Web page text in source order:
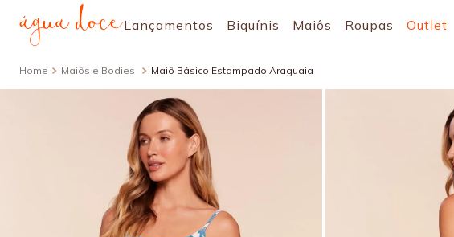
Lançamentos Biquínis Maiôs Roupas Outlet
Maiôs e Bodies Maiô Básico Estampado Araguaia